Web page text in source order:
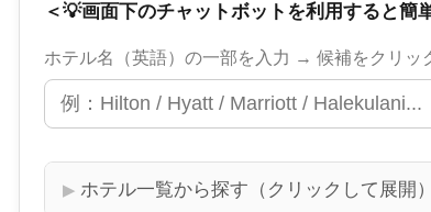
＜💡画面下のチャットボットを利用すると簡
ホテル名（英語）の一部を入力 → 候補をクリッ
ホテル一覧から探す（クリックして展開）